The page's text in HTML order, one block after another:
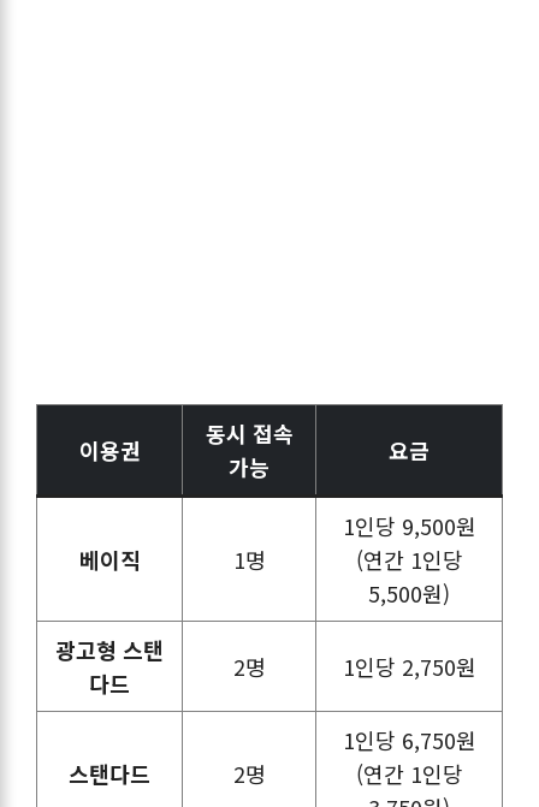
이용권
동시 접속
가능
요금
베이직 1명
1인당 9,500원
(연간 1인당
5,500원)
광고형 스탠
다드
2명 1인당 2,750원
스탠다드 2명
1인당 6,750원
(연간 1인당